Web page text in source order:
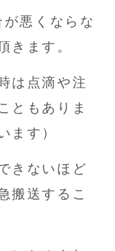
悪くならな
きます。
は点滴や注
ともありま
ます）
きないほど
搬送するこ